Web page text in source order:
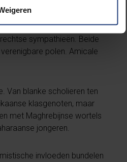
toenemend
moslimleerlingen en
sympathieën. Beide
polen. Amicale
Van blanke scholieren ten
klasgenoten, maar
met Maghrebijnse wortels
jongeren.
invloeden bundelen